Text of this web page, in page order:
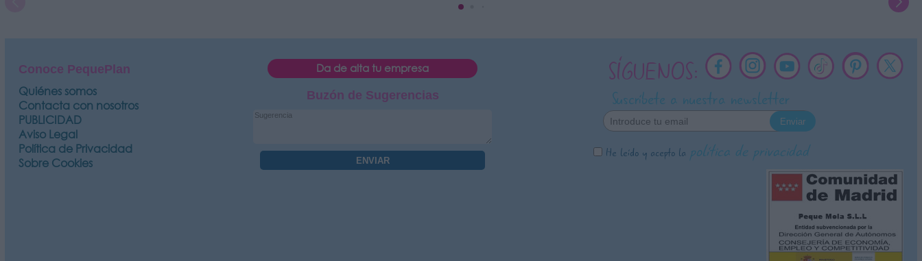
Conoce PequePlan
Quiénes somos
Contacta con nosotros
PUBLICIDAD
Aviso Legal
Política de Privacidad
Sobre Cookies
Da de alta tu empresa
Buzón de Sugerencias
SÍGUENOS:
Suscríbete a nuestra newsletter
He leído y acepto la política de privacidad